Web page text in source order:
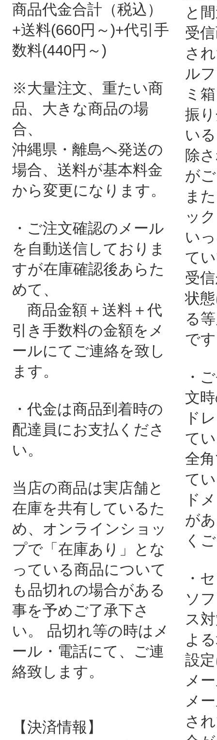
商品代金合計（税込）
+送料(660円～)+代引手
数料(440円～)
※大量注文、重たい商
品、大きな商品の場
合、
沖縄県・離島へ発送の
場合、送料が基本料金
から変更になります。
・ご注文確認のメール
を自動送信しておりま
すが在庫確認後あらた
めて、
商品金額＋送料＋代
引き手数料の金額をメ
ールにてご連絡を致し
ます。
・代金は商品到着時の
配達員にお支払くださ
い。
当店の商品は実店舗と
在庫を共有しているた
め、オンラインショッ
プで「在庫あり」とな
っている商品について
も品切れの場合がある
事を予めご了承下さ
い。 品切れ等の時はメ
ール・電話にて、ご連
絡致します。
【決済情報】
と
受
さ
ル
ミ
振
い
除
が
ま
ッ
い
て
受
状
る
で
・
文
ド
て
全
て
ド
が
く
・
ソ
ス
よ
設
メ
メ
さ